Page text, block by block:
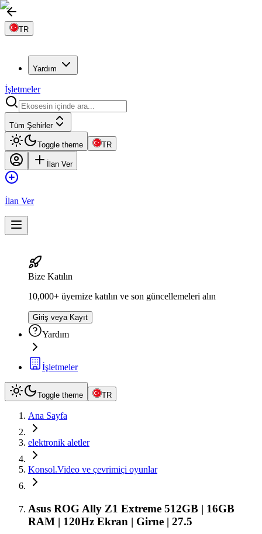
TR
Yardım
İşletmeler
Tüm Şehirler
Toggle theme TR
İlan Ver
İlan Ver
Bize Katılın
10,000+ üyemize katılın ve son güncellemeleri alın
Giriş veya Kayıt
Yardım
İşletmeler
Toggle theme TR
Ana Sayfa
elektronik aletler
Konsol.Video ve çevrimiçi oyunlar
Asus ROG Ally Z1 Extreme 512GB | 16GB
RAM | 120Hz Ekran | Girne | 27.5